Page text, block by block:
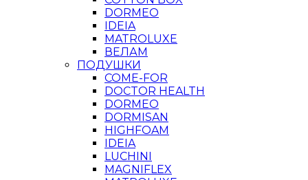
DORMEO
IDEIA
MATROLUXE
ВЕЛАМ
ПОДУШКИ
COME-FOR
DOCTOR HEALTH
DORMEO
DORMISAN
HIGHFOAM
IDEIA
LUCHINI
MAGNIFLEX